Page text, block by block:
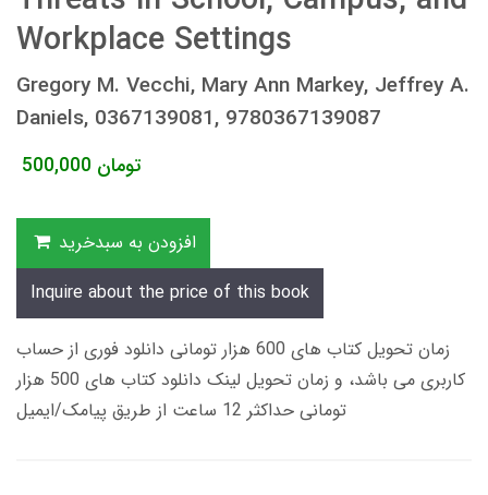
Workplace Settings
Gregory M. Vecchi, Mary Ann Markey, Jeffrey A.
Daniels, 0367139081, 9780367139087
500,000 تومان
افزودن به سبدخرید
Inquire about the price of this book
زمان تحویل کتاب های 600 هزار تومانی دانلود فوری از حساب
کاربری می باشد، و زمان تحویل لینک دانلود کتاب های 500 هزار
تومانی حداکثر 12 ساعت از طریق پیامک/ایمیل